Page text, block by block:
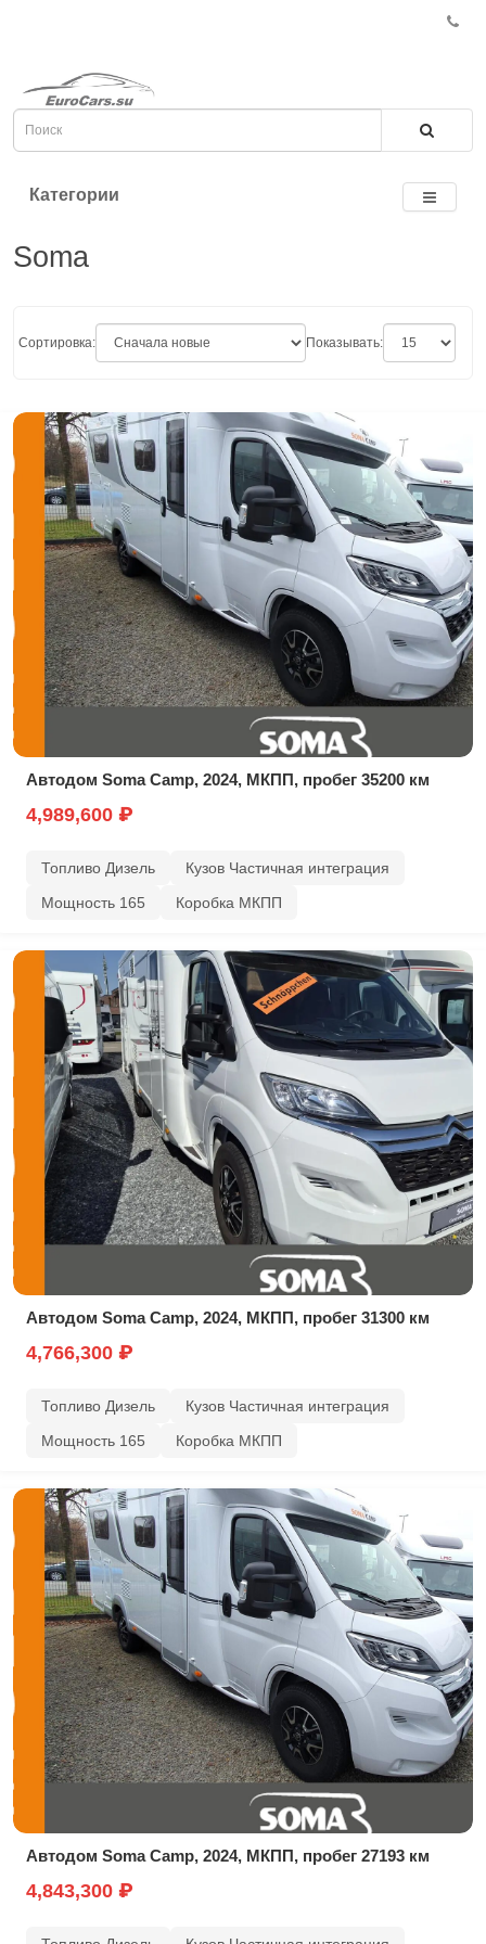
Категории
Soma
Сортировка: Показывать:
Автодом Soma Camp, 2024, МКПП, пробег 35200 км
4,989,600 ₽
Топливо Дизель
Кузов Частичная интеграция
Мощность 165
Коробка МКПП
Автодом Soma Camp, 2024, МКПП, пробег 31300 км
4,766,300 ₽
Топливо Дизель
Кузов Частичная интеграция
Мощность 165
Коробка МКПП
Автодом Soma Camp, 2024, МКПП, пробег 27193 км
4,843,300 ₽